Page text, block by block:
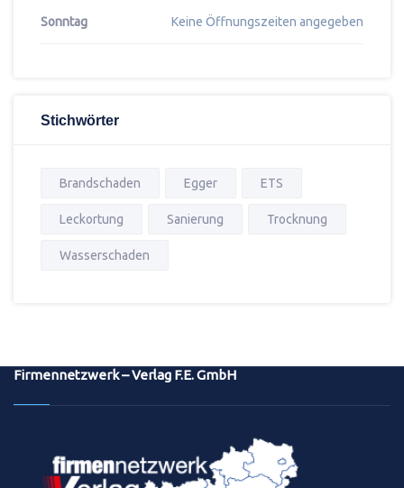
Sonntag Keine Öffnungszeiten angegeben
Stichwörter
Brandschaden Egger ETS
Leckortung Sanierung Trocknung
Wasserschaden
Firmennetzwerk – Verlag F.E. GmbH